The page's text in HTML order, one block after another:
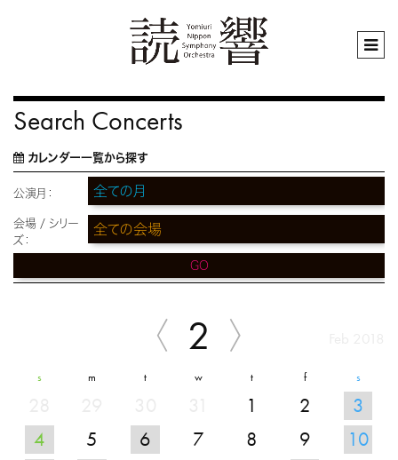
Search Concerts
カレンダー一覧から探す
公演月：
会場 / シリー
ズ：
GO
2
s m t w t f s
1 2
3
4
5 6 7 8 9
10